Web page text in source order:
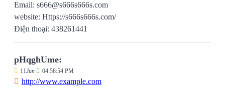
Email: s666@s666s666s.com
website: Https://s666s666s.com/
Điện thoại: 438261441
pHqghUme:
11Jun 04:58:54 PM
http://www.example.com